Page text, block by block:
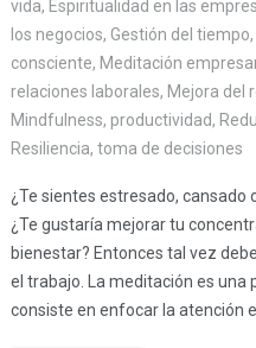
vida, Espiritualidad en las
los negocios, Gestión del tiempo,
consciente, Meditación
relaciones laborales, Mejora del
Mindfulness, productividad,
Resiliencia, toma de decisiones
¿Te sientes estresado, cansado
¿Te gustaría mejorar tu
bienestar? Entonces tal vez
el trabajo. La meditación es una
consiste en enfocar la atención